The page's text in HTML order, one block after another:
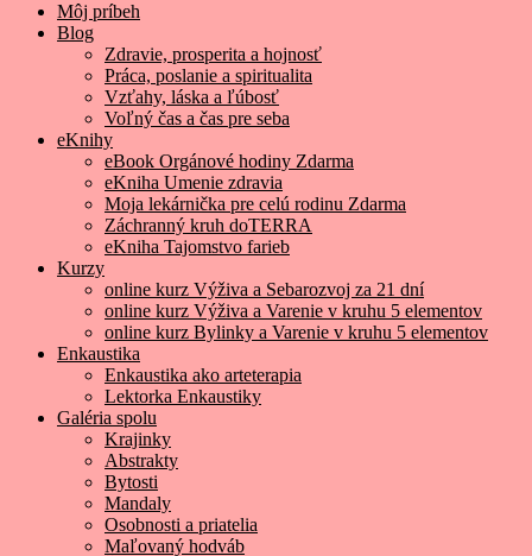
Môj príbeh
Blog
Zdravie, prosperita a hojnosť
Práca, poslanie a spiritualita
Vzťahy, láska a ľúbosť
Voľný čas a čas pre seba
eKnihy
eBook Orgánové hodiny Zdarma
eKniha Umenie zdravia
Moja lekárnička pre celú rodinu Zdarma
Záchranný kruh doTERRA
eKniha Tajomstvo farieb
Kurzy
online kurz Výživa a Sebarozvoj za 21 dní
online kurz Výživa a Varenie v kruhu 5 elementov
online kurz Bylinky a Varenie v kruhu 5 elementov
Enkaustika
Enkaustika ako arteterapia
Lektorka Enkaustiky
Galéria spolu
Krajinky
Abstrakty
Bytosti
Mandaly
Osobnosti a priatelia
Maľovaný hodváb